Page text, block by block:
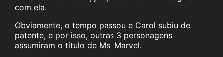
com ela.
Obviamente, o tempo passou e Carol subiu de
patente, e por isso, outras 3 personagens
assumiram o título de Ms. Marvel.